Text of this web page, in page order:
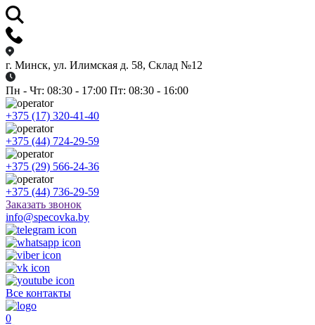
г. Минск, ул. Илимская д. 58, Склад №12
Пн - Чт: 08:30 - 17:00 Пт: 08:30 - 16:00
+375 (17) 320-41-40
+375 (44) 724-29-59
+375 (29) 566-24-36
+375 (44) 736-29-59
Заказать звонок
info@specovka.by
Все контакты
0